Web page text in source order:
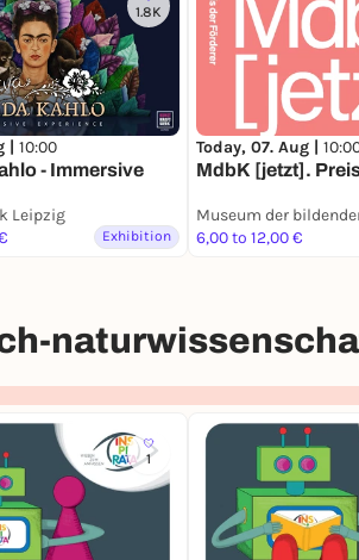
1.8K
| 10:00
- Immersive
Leipzig
Exhibition
Today, 07. Aug |
MdbK [jetzt].
6,00 to 12,00 €
1